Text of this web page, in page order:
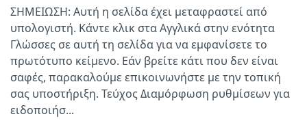
ΣΗΜΕΙΩΣΗ: Αυτή η σελίδα έχει μεταφραστεί από
υπολογιστή. Κάντε κλικ στα Αγγλικά στην ενότητα
Γλώσσες σε αυτή τη σελίδα για να εμφανίσετε το
πρωτότυπο κείμενο. Εάν βρείτε κάτι που δεν είναι
σαφές, παρακαλούμε επικοινωνήστε με την τοπική
σας υποστήριξη. Τεύχος Διαμόρφωση ρυθμίσεων για
ειδοποιήσ...